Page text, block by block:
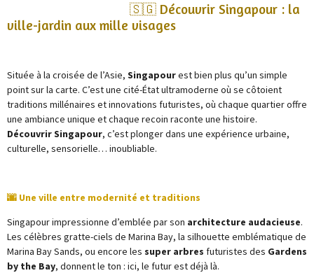
🇸🇬 Découvrir Singapour : la
ville-jardin aux mille visages
Située à la croisée de l’Asie, Singapourest bien plus qu’un simple
point sur la carte. C’est une cité-État ultramoderne où se côtoient
traditions millénaires et innovations futuristes, où chaque quartier offre
une ambiance unique et chaque recoin raconte une histoire.
Découvrir Singapour, c’est plonger dans une expérience urbaine,
culturelle, sensorielle… inoubliable.
🌆 Une ville entre modernité et traditions
Singapour impressionne d’emblée par son architecture audacieuse.
Les célèbres gratte-ciels de Marina Bay, la silhouette emblématique de
Marina Bay Sands, ou encore les super arbres futuristes des Gardens
by the Bay, donnent le ton : ici, le futur est déjà là.